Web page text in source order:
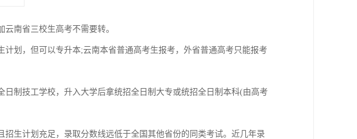
南省三校生高考不需要转。
划，但可以专升本;云南本省普通高考生报考，外省普通高考只能报考
制技工学校，升入大学后拿统招全日制大专或统招全日制本科(由高考
生计划充足，录取分数线远低于全国其他省份的同类考试。近几年录